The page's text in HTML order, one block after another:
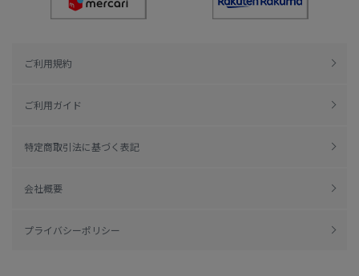
ご利用規約
ご利用ガイド
特定商取引法に基づく表記
会社概要
プライバシーポリシー